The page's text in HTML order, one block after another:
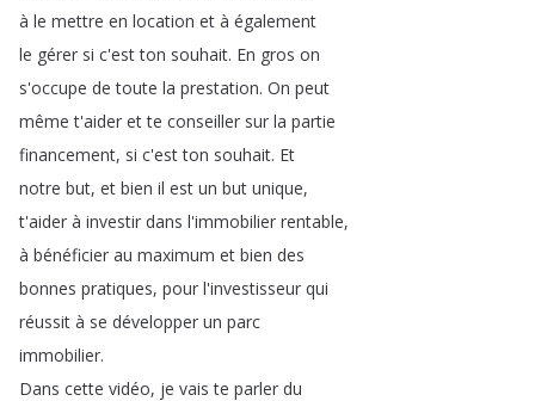
à le mettre en location et à également
le gérer si c'est ton souhait. En gros on
s'occupe de toute la prestation. On peut
même t'aider et te conseiller sur la partie
financement, si c'est ton souhait. Et
notre but, et bien il est un but unique,
t'aider à investir dans l'immobilier rentable,
à bénéficier au maximum et bien des
bonnes pratiques, pour l'investisseur qui
réussit à se développer un parc
immobilier.
Dans cette vidéo, je vais te parler du